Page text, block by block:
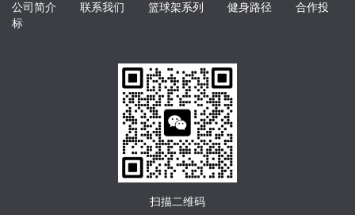
公司简介 联系我们 篮球架系列 健身路径
合作投
标
扫描二维码